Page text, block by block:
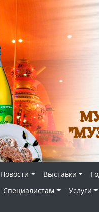
Новости Выставки
Специалистам Услуги